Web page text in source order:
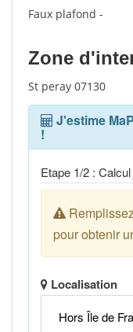
Faux plafond -
Zone
St peray 07130